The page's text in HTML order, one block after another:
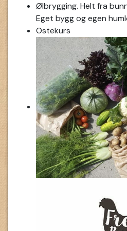
Ølbrygging. Helt fra
Eget bygg og egen
Ostekurs